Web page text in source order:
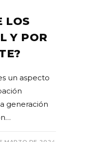
LOS
Y POR
un aspecto
generación